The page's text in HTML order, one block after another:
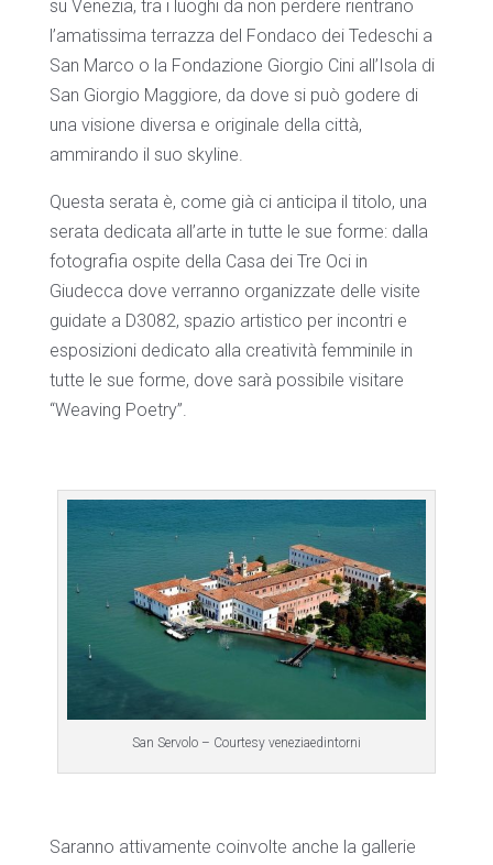
su Venezia, tra i luoghi da non perdere rientrano
l’amatissima terrazza del Fondaco dei Tedeschi a
San Marco o la Fondazione Giorgio Cini all’Isola di
San Giorgio Maggiore, da dove si può godere di
una visione diversa e originale della città,
ammirando il suo skyline.
Questa serata è, come già ci anticipa il titolo, una
serata dedicata all’arte in tutte le sue forme: dalla
fotografia ospite della Casa dei Tre Oci in
Giudecca dove verranno organizzate delle visite
guidate a D3082, spazio artistico per incontri e
esposizioni dedicato alla creatività femminile in
tutte le sue forme, dove sarà possibile visitare
“Weaving Poetry”.
San Servolo – Courtesy veneziaedintorni
Saranno attivamente coinvolte anche la gallerie